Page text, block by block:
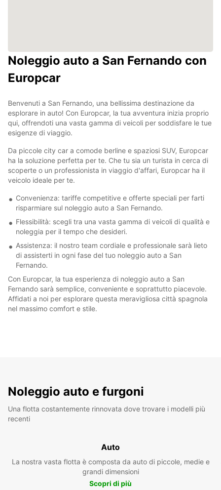
Noleggio auto a San Fernando con
Europcar
Benvenuti a San Fernando, una bellissima destinazione da
esplorare in auto! Con Europcar, la tua avventura inizia proprio
qui, offrendoti una vasta gamma di veicoli per soddisfare le tue
esigenze di viaggio.
Da piccole city car a comode berline e spaziosi SUV, Europcar
ha la soluzione perfetta per te. Che tu sia un turista in cerca di
scoperte o un professionista in viaggio d'affari, Europcar ha il
veicolo ideale per te.
Convenienza: tariffe competitive e offerte speciali per farti
risparmiare sul noleggio auto a San Fernando.
Flessibilità: scegli tra una vasta gamma di veicoli di qualità e
noleggia per il tempo che desideri.
Assistenza: il nostro team cordiale e professionale sarà lieto
di assisterti in ogni fase del tuo noleggio auto a San
Fernando.
Con Europcar, la tua esperienza di noleggio auto a San
Fernando sarà semplice, conveniente e soprattutto piacevole.
Affidati a noi per esplorare questa meravigliosa città spagnola
nel massimo comfort e stile.
Noleggio auto e furgoni
Una flotta costantemente rinnovata dove trovare i modelli più
recenti
Auto
La nostra vasta flotta è composta da auto di piccole, medie e
grandi dimensioni
Scopri di più